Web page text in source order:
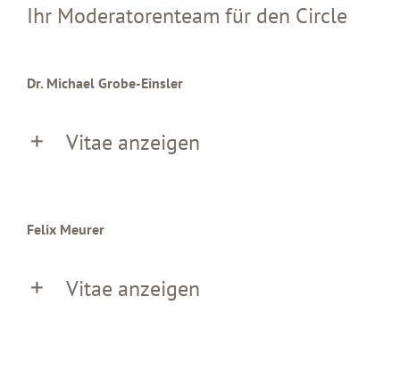
Ihr Moderatorenteam für den Circle
Dr. Michael Grobe-Einsler
Vitae anzeigen
Felix Meurer
Vitae anzeigen